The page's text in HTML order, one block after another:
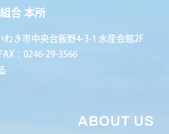
合 本所
き市中央台飯野4-3-1 水産会館2F
：0246-29-3566
ABOUT US